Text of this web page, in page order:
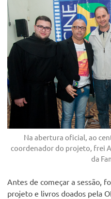
Na abertura oficial, ao
coordenador do projeto, frei
da
Antes de começar a sessão,
projeto e livros doados pela